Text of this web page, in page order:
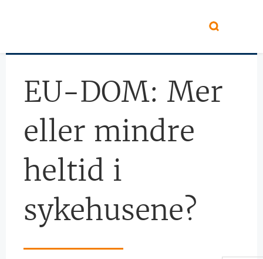
EU-DOM: Mer
eller mindre
heltid i
sykehusene?